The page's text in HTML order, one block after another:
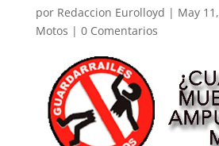
por Redaccion Eurolloyd | May
Motos | 0 Comentarios